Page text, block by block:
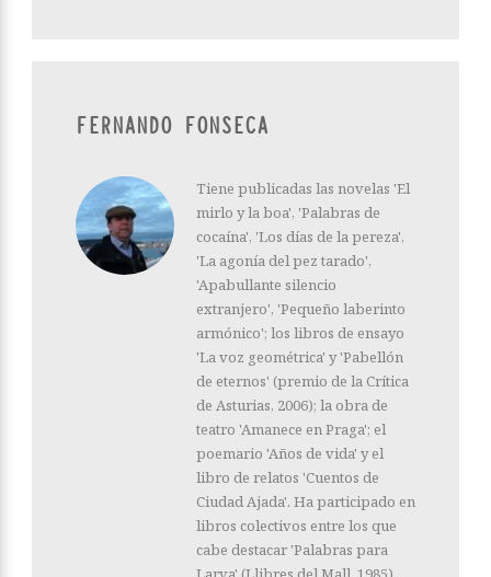
FERNANDO FONSECA
Tiene publicadas las novelas 'El
mirlo y la boa', 'Palabras de
cocaína', 'Los días de la pereza',
'La agonía del pez tarado',
'Apabullante silencio
extranjero', 'Pequeño laberinto
armónico'; los libros de ensayo
'La voz geométrica' y 'Pabellón
de eternos' (premio de la Crítica
de Asturias, 2006); la obra de
teatro 'Amanece en Praga'; el
poemario 'Años de vida' y el
libro de relatos 'Cuentos de
Ciudad Ajada'. Ha participado en
libros colectivos entre los que
cabe destacar 'Palabras para